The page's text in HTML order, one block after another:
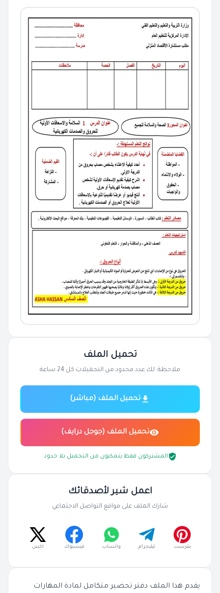
يقدم هذا الملف دفتر تحضير متكامل لمادة المهارات
تحميل الملف
ملاحظة: لك عدد محدود من التحميلات كل 24 ساعة
تحميل الملف (مباشر)
تحميل الملف (جوجل درايف)
المشتركون فقط يتمكنون من التحميل بلا حدود
اعمل شير لأصدقائك
شارك الملف على مواقع التواصل الاجتماعي
بنترست تيليجرام واتساب فيسبوك اكس